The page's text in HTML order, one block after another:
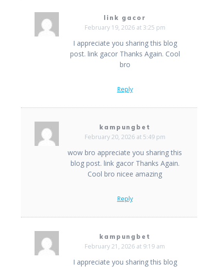
link gacor
February 19, 2026 at 3:25 pm
I appreciate you sharing this blog
post. link gacor Thanks Again. Cool
bro
Reply
kampungbet
February 20, 2026 at 5:49 pm
wow bro appreciate you sharing this
blog post. link gacor Thanks Again.
Cool bro nicee amazing
Reply
kampungbet
February 21, 2026 at 9:19 am
I appreciate you sharing this blog